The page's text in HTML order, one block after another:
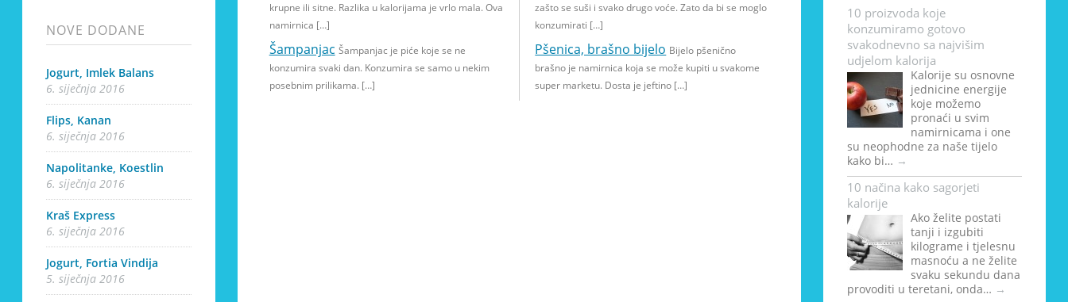
NOVE DODANE
Jogurt, Imlek Balans
6. siječnja 2016
Flips, Kanan
6. siječnja 2016
Napolitanke, Koestlin
6. siječnja 2016
Kraš Express
6. siječnja 2016
Jogurt, Fortia Vindija
5. siječnja 2016
krupne ili sitne. Razlika u kalorijama je vrlo mala. Ova
namirnica […]
Šampanjac Šampanjac je piće koje se ne
konzumira svaki dan. Konzumira se samo u nekim
posebnim prilikama. […]
zašto se suši i svako drugo voće. Zato da bi se moglo
konzumirati […]
Pšenica, brašno bijelo Bijelo pšenično
brašno je namirnica koja se može kupiti u svakome
super marketu. Dosta je jeftino […]
10 proizvoda koje
konzumiramo gotovo
svakodnevno sa najvišim
udjelom kalorija
Kalorije su osnovne
jednicine energije
koje možemo
pronaći u svim
namirnicama i one
su neophodne za naše tijelo
kako bi… →
10 načina kako sagorjeti
kalorije
Ako želite postati
tanji i izgubiti
kilograme i tjelesnu
masnoću a ne želite
svaku sekundu dana
provoditi u teretani, onda… →